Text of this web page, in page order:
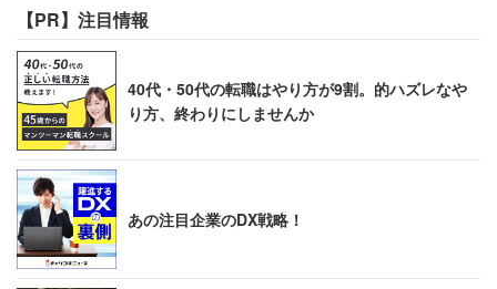
【PR】注目情報
40代・50代の転職はやり方が9割。的ハズレなや
り方、終わりにしませんか
あの注目企業のDX戦略！